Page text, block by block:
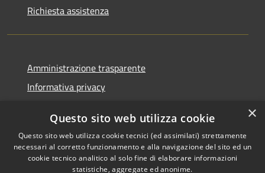
Richiesta assistenza
Amministrazione trasparente
Informativa privacy
Dichiarazione di accessibilità
×
Questo sito web utilizza cookie
Questo sito web utilizza cookie tecnici (ed assimilati) strettamente
necessari al corretto funzionamento e alla navigazione del sito ed un
cookie tecnico analitico al solo fine di elaborare informazioni
statistiche, aggregate ed anonime.